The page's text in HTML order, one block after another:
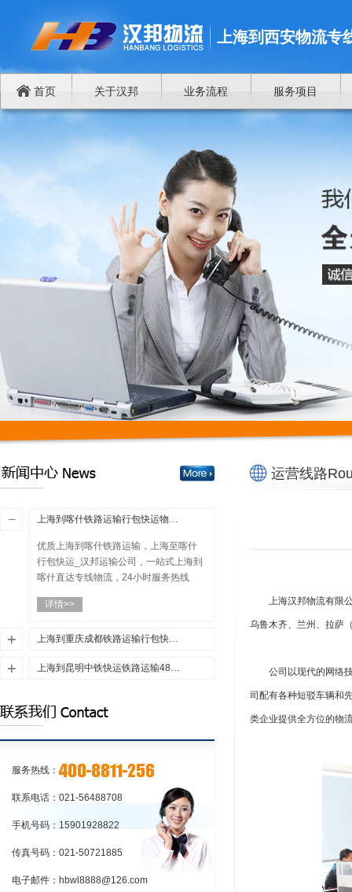
上海到西安物流专
首页 关于汉邦 业务流程 服务项目
上海到喀什铁路运输行包快运物流公司（微观、社会、企业、国际、区域物流）
优质上海到喀什铁路运输，上海至喀什
行包快运_汉邦运输公司，一站式上海到
喀什直达专线物流，24小时服务热线
详情>>
上海到重庆成都铁路运输行包快运48小时达500元/吨（成渝重庆到万象班列今日开行）
优质上海到重庆铁路运输，上海至成都
线400-8811-2...
上海到昆明中铁快运铁路运输48小时达500元/吨（2021中国电影市场大盘点）
路运输_汉邦物流公司，一站式上海到昆
明直达专线物流，24小时服务热线400-
8811-256...
服务热线：
联系电话：021-56488708
手机号码：15901928822
传真号码：021-50721885
电子邮件：hbwl8888@126.com
运营线路
上海汉邦物流有限
乌鲁木齐、兰州、拉萨
公司以现代的网络
司配有各种短驳车辆和
类企业提供全方位的物